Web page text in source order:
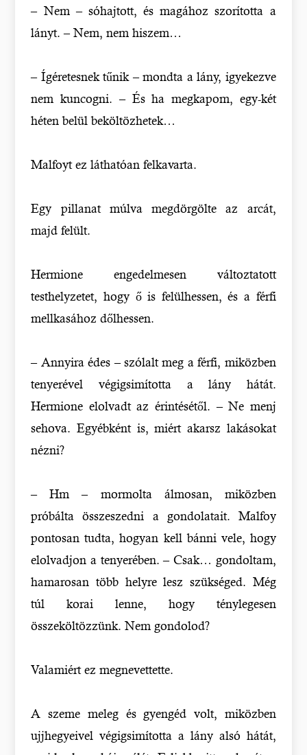
– Nem – sóhajtott, és magához szorította a
lányt. – Nem, nem hiszem…
– Ígéretesnek tűnik – mondta a lány, igyekezve
nem kuncogni. – És ha megkapom, egy-két
héten belül beköltözhetek…
Malfoyt ez láthatóan felkavarta.
Egy pillanat múlva megdörgölte az arcát,
majd felült.
Hermione engedelmesen változtatott
testhelyzetet, hogy ő is felülhessen, és a férfi
mellkasához dőlhessen.
– Annyira édes – szólalt meg a férfi, miközben
tenyerével végigsimította a lány hátát.
Hermione elolvadt az érintésétől. – Ne menj
sehova. Egyébként is, miért akarsz lakásokat
nézni?
– Hm – mormolta álmosan, miközben
próbálta összeszedni a gondolatait. Malfoy
pontosan tudta, hogyan kell bánni vele, hogy
elolvadjon a tenyerében. – Csak… gondoltam,
hamarosan több helyre lesz szükséged. Még
túl korai lenne, hogy ténylegesen
összeköltözzünk. Nem gondolod?
Valamiért ez megnevettette.
A szeme meleg és gyengéd volt, miközben
ujjhegyeivel végigsimította a lány alsó hátát,